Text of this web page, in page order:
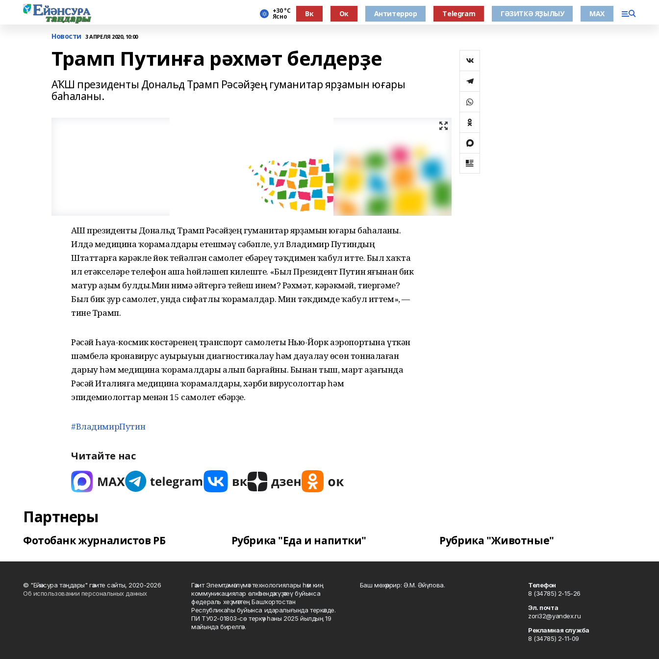
+30 °С
Ясно Вк Ок Антитеррор Тelegram ГӘЗИТКӘ ЯҘЫЛЫУ МАХ
Новости 3 АПРЕЛЯ 2020, 10:00
Трамп Путинға рәхмәт белдерҙе
АҠШ президенты Дональд Трамп Рәсәйҙең гуманитар ярҙамын юғары
баһаланы.
АҠШ президенты Дональд Трамп Рәсәйҙең гуманитар ярҙамын юғары баһаланы.
Илдә медицина ҡорамалдары етешмәү сәбәпле, ул Владимир Путиндың
Штаттарға кәрәкле йөк тейәлгән самолет ебәреү тәҡдимен ҡабул итте. Был хаҡта
ил етәкселәре телефон аша һөйләшеп килеште. «Был Президент Путин яғынан бик
матур аҙым булды.Мин нимә әйтергә тейеш инем? Рәхмәт, кәрәкмәй, тиергәме?
Был бик ҙур самолет, унда сифатлы ҡорамалдар. Мин тәҡдимде ҡабул иттем», —
тине Трамп.
Рәсәй Һауа-космик көстәренең транспорт самолеты Нью-Йорк аэропортына үткән
шәмбелә кронавирус ауырыуын диагностикалау һәм дауалау өсөн тонналаған
дарыу һәм медицина ҡорамалдары алып барғайны. Бынан тыш, март аҙағында
Рәсәй Италияға медицина ҡорамалдары, хәрби вирусологтар һәм
эпидемиологтар менән 15 самолет ебәрҙе.
#ВладимирПутин
Читайте нас
Партнеры
Фотобанк журналистов РБ Рубрика "Еда и напитки" Рубрика "Животные"
© "Ейәнсура таңдары" гәзите сайты, 2020-2026
Об использовании персональных данных
Гәзит Элемтә, мәғлүмәт технологиялары һәм киң
коммуникациялар өлкәһендә күҙәтеү буйынса
федераль хеҙмәттең Башҡортостан
Республикаһы буйынса идаралығында теркәлде.
ПИ ТУ02-01803-сө теркәү һаны 2025 йылдың 19
майында бирелгән.
Баш мөхәррир: Ә.М. Әйүпова.
Телефон
8 (34785) 2-15-26
Эл. почта
zori32@yandex.ru
Рекламная служба
8 (34785) 2-11-09